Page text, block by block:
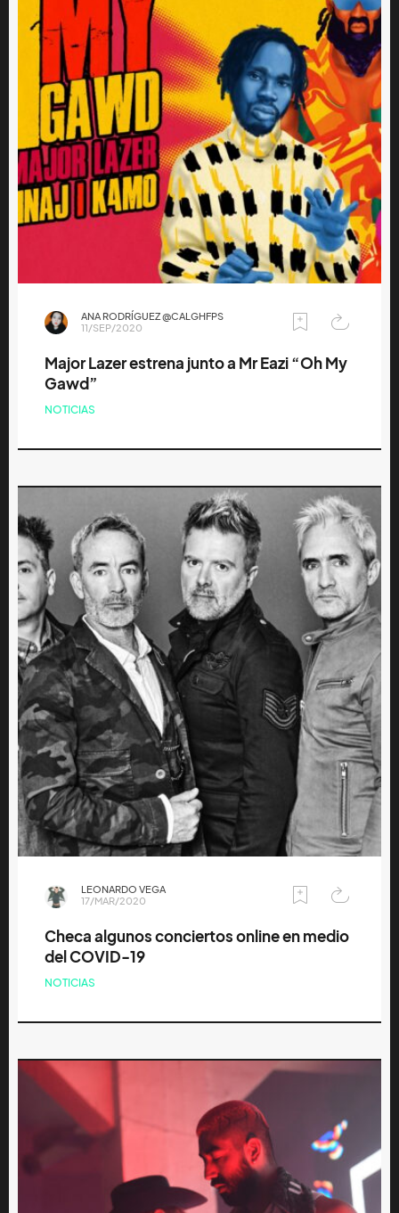
ANA RODRÍGUEZ @CALGHFPS
11/SEP/2020
Major Lazer estrena junto a Mr Eazi “Oh My
Gawd”
NOTICIAS
LEONARDO VEGA
17/MAR/2020
Checa algunos conciertos online en medio
del COVID-19
NOTICIAS